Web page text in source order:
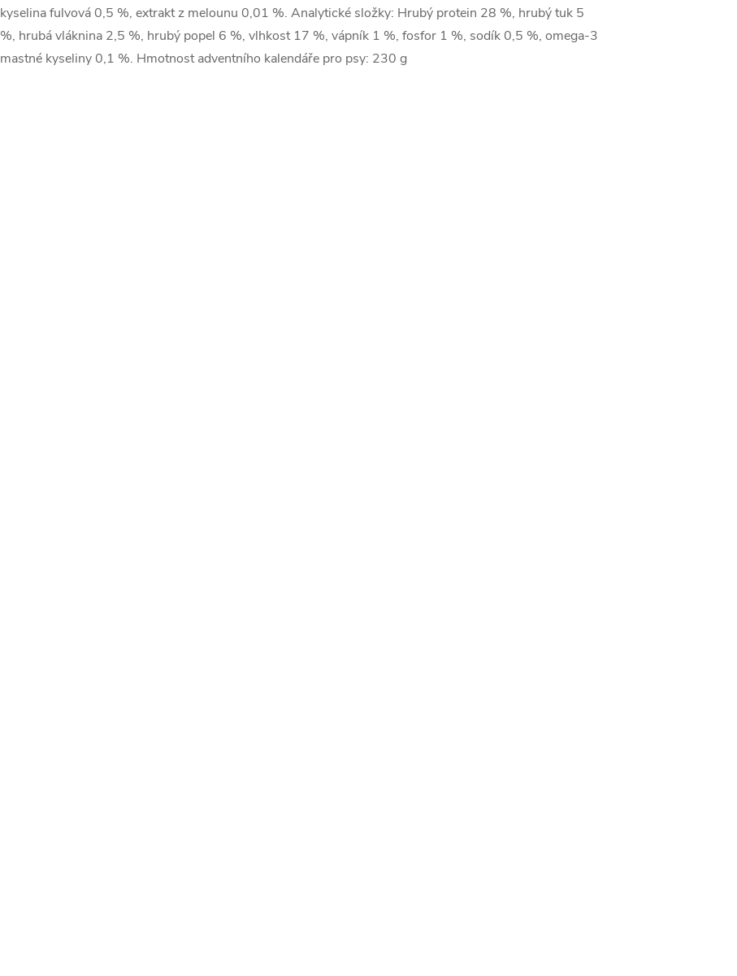
kyselina fulvová 0,5 %, extrakt z melounu 0,01 %. Analytické složky: Hrubý protein 28 %, hrubý tuk 5
%, hrubá vláknina 2,5 %, hrubý popel 6 %, vlhkost 17 %, vápník 1 %, fosfor 1 %, sodík 0,5 %, omega-3
mastné kyseliny 0,1 %. Hmotnost adventního kalendáře pro psy: 230 g